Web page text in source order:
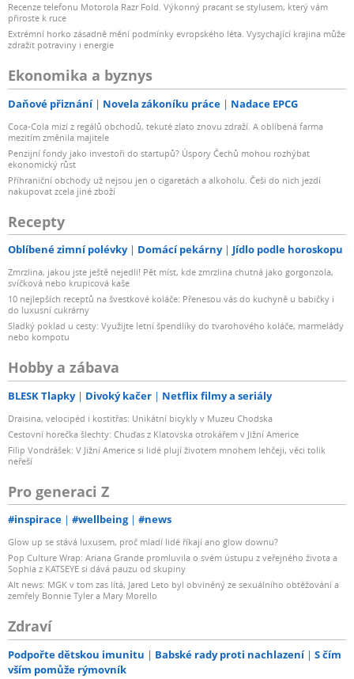
Recenze telefonu Motorola Razr Fold. Výkonný pracant se stylusem, který vám
přiroste k ruce
Extrémní horko zásadně mění podmínky evropského léta. Vysychající krajina může
zdražit potraviny i energie
Ekonomika a byznys
Daňové přiznání Novela zákoníku práce Nadace EPCG
Coca-Cola mizí z regálů obchodů, tekuté zlato znovu zdraží. A oblíbená farma
mezitím změnila majitele
Penzijní fondy jako investoři do startupů? Úspory Čechů mohou rozhýbat
ekonomický růst
Příhraniční obchody už nejsou jen o cigaretách a alkoholu. Češi do nich jezdí
nakupovat zcela jiné zboží
Recepty
Oblíbené zimní polévky Domácí pekárny Jídlo podle horoskopu
Zmrzlina, jakou jste ještě nejedli! Pět míst, kde zmrzlina chutná jako gorgonzola,
svíčková nebo krupicová kaše
10 nejlepších receptů na švestkové koláče: Přenesou vás do kuchyně u babičky i
do luxusní cukrárny
Sladký poklad u cesty: Využijte letní špendlíky do tvarohového koláče, marmelády
nebo kompotu
Hobby a zábava
BLESK Tlapky Divoký kačer Netflix filmy a seriály
Draisina, velocipéd i kostitřas: Unikátní bicykly v Muzeu Chodska
Cestovní horečka šlechty: Chuďas z Klatovska otrokářem v Jižní Americe
Filip Vondrášek: V Jižní Americe si lidé plují životem mnohem lehčeji, věci tolik
neřeší
Pro generaci Z
#inspirace #wellbeing #news
Glow up se stává luxusem, proč mladí lidé říkají ano glow downu?
Pop Culture Wrap: Ariana Grande promluvila o svém ústupu z veřejného života a
Sophia z KATSEYE si dává pauzu od skupiny
Alt news: MGK v tom zas lítá, Jared Leto byl obviněný ze sexuálního obtěžování a
zemřely Bonnie Tyler a Mary Morello
Zdraví
Podpořte dětskou imunitu Babské rady proti nachlazení
S čím
vším pomůže rýmovník